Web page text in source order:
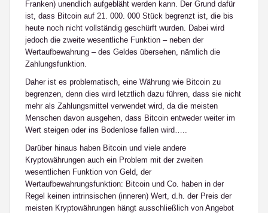
Franken) unendlich aufgebläht werden kann. Der Grund dafür
ist, dass Bitcoin auf 21. 000. 000 Stück begrenzt ist, die bis
heute noch nicht vollständig geschürft wurden. Dabei wird
jedoch die zweite wesentliche Funktion – neben der
Wertaufbewahrung – des Geldes übersehen, nämlich die
Zahlungsfunktion.
Daher ist es problematisch, eine Währung wie Bitcoin zu
begrenzen, denn dies wird letztlich dazu führen, dass sie nicht
mehr als Zahlungsmittel verwendet wird, da die meisten
Menschen davon ausgehen, dass Bitcoin entweder weiter im
Wert steigen oder ins Bodenlose fallen wird…..
Darüber hinaus haben Bitcoin und viele andere
Kryptowährungen auch ein Problem mit der zweiten
wesentlichen Funktion von Geld, der
Wertaufbewahrungsfunktion: Bitcoin und Co. haben in der
Regel keinen intrinsischen (inneren) Wert, d.h. der Preis der
meisten Kryptowährungen hängt ausschließlich von Angebot